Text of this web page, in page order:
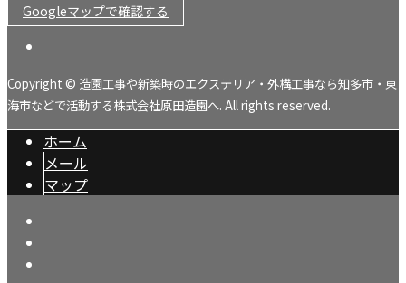
Googleマップで確認する
Copyright © 造園工事や新築時のエクステリア・外構工事なら知多市・東
海市などで活動する株式会社原田造園へ. All rights reserved.
ホーム
メール
マップ